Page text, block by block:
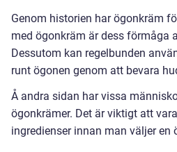
Genom historien har ögonkräm
med ögonkräm är dess förmåga
Dessutom kan regelbunden
runt ögonen genom att bevara
Å andra sidan har vissa
ögonkrämer. Det är viktigt att
ingredienser innan man väljer en